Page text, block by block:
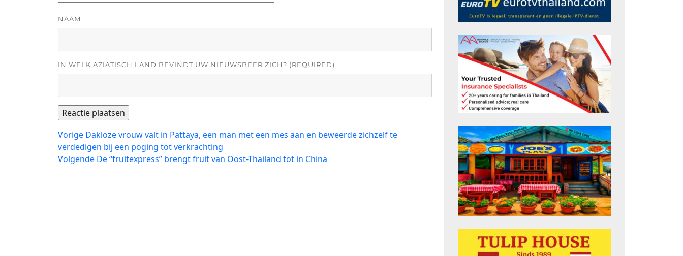
NAAM
IN WELK AZIATISCH LAND BEVINDT UW NIEUWSBEER ZICH? (REQUIRED)
Bericht
navigatie
Vorige Vorig
bericht:
Dakloze vrouw valt in Pattaya, een man met een mes aan en beweerde zichzelf te
verdedigen bij een poging tot verkrachting
Volgende Volgend
De “fruitexpress” brengt fruit van Oost-Thailand tot in China